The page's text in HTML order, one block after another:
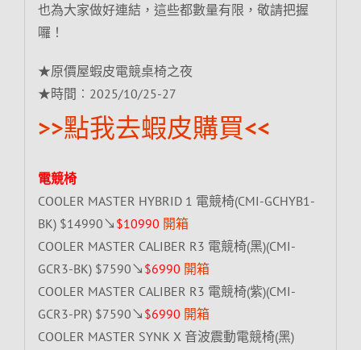
也為大家做好連結，這些都數量有限，敬請把握
囉！
★原價屋蝦皮電競桌椅之夜
★時間︰2025/10/25-27
>>點我去蝦皮購買<<
電競椅
COOLER MASTER HYBRID 1 電競椅(CMI-GCHYB1-
BK) $14990↘ $10990 開箱
COOLER MASTER CALIBER R3 電競椅(黑)(CMI-
GCR3-BK) $7590↘ $6990 開箱
COOLER MASTER CALIBER R3 電競椅(紫)(CMI-
GCR3-PR) $7590↘ $6990 開箱
COOLER MASTER SYNK X 音波震動電競椅(黑)